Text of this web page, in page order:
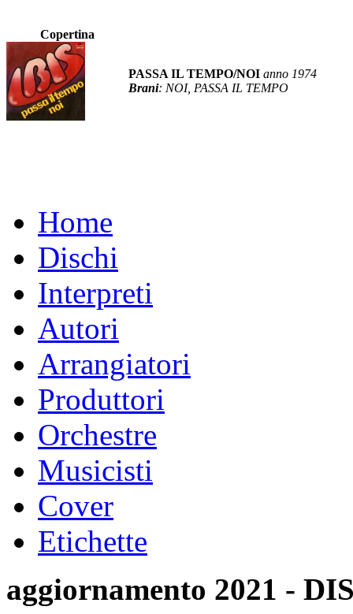
Copertina
PASSA IL TEMPO/NOI anno 1974
Brani: NOI, PASSA IL TEMPO
Home
Dischi
Interpreti
Autori
Arrangiatori
Produttori
Orchestre
Musicisti
Cover
Etichette
aggiornamento 2021 -